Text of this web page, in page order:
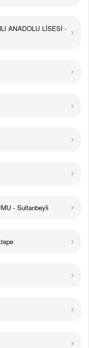
ANADOLU LİSESİ -
- Sultanbeyli